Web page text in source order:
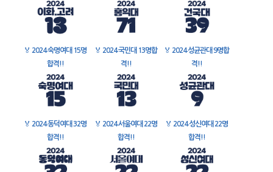
🏅 2024 숙명여대 15명
합격!!
🏅 2024 국민대 13명합
격!!
🏅 2024 성균관대 9명합
격!!
🏅 2024 동덕여대 32명
합격!!
🏅 2024 서울여대 22명
합격!!
🏅 2024 성신여대 22명
합격!!